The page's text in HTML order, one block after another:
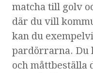
matcha till golv
där du vill
kan du
pardörrarna. Du
och måttbeställa